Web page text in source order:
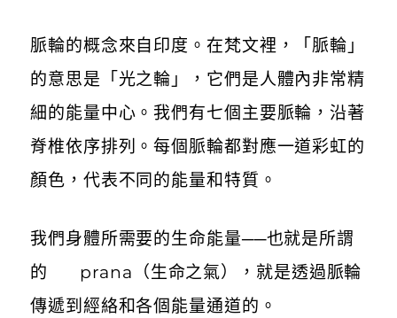
脈輪的概念來自印度。在梵文裡，「脈輪」
的意思是「光之輪」，它們是人體內非常精
細的能量中心。我們有七個主要脈輪，沿著
脊椎依序排列。每個脈輪都對應一道彩虹的
顏色，代表不同的能量和特質。
我們身體所需要的生命能量──也就是所謂
的 prana（生命之氣），就是透過脈輪
傳遞到經絡和各個能量通道的。